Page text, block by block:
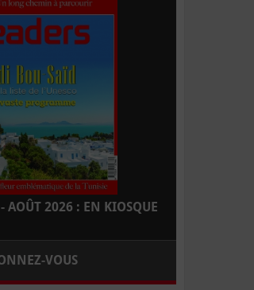
AOÛT 2026 : EN KIOSQUE
VOUS